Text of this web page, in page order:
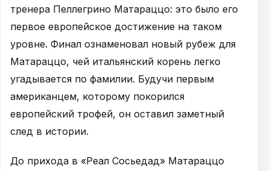
тренера Пеллегрино Матараццо: это было его
первое европейское достижение на таком
уровне. Финал ознаменовал новый рубеж для
Матараццо, чей итальянский корень легко
угадывается по фамилии. Будучи первым
американцем, которому покорился
европейский трофей, он оставил заметный
след в истории.
До прихода в «Реал Сосьедад» Матараццо